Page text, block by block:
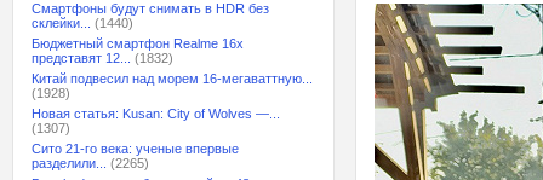
Смартфоны будут снимать в HDR без
склейки...
(1440)
Бюджетный смартфон Realme 16x
представят 12...
(1832)
Китай подвесил над морем 16-мегаваттную...
(1928)
Новая статья: Kusan: City of Wolves —...
(1307)
Сито 21-го века: ученые впервые
разделили...
(2265)